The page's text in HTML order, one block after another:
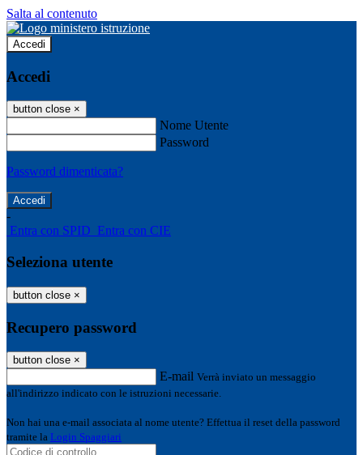
Salta al contenuto
Accedi
Accedi
button close ×
Nome Utente
Password
Password dimenticata?
-
Entra con SPID Entra con CIE
Seleziona utente
button close ×
Recupero password
button close ×
E-mail Verrà inviato un messaggio
all'indirizzo indicato con le istruzioni necessarie.
Non hai una e-mail associata al nome utente? Effettua il reset della password
tramite la Login Spaggiari